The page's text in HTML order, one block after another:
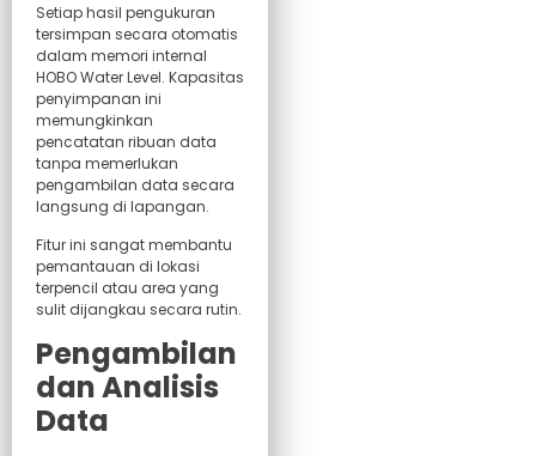
Setiap hasil pengukuran
tersimpan secara otomatis
dalam memori internal
HOBO Water Level. Kapasitas
penyimpanan ini
memungkinkan
pencatatan ribuan data
tanpa memerlukan
pengambilan data secara
langsung di lapangan.
Fitur ini sangat membantu
pemantauan di lokasi
terpencil atau area yang
sulit dijangkau secara rutin.
Pengambilan
dan Analisis
Data